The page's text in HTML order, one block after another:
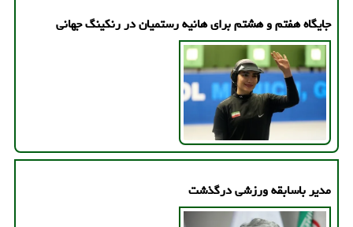
جایگاه هفتم و هشتم برای هانیه رستمیان در رنکینگ جهانی
مدیر باسابقه ورزشی درگذشت